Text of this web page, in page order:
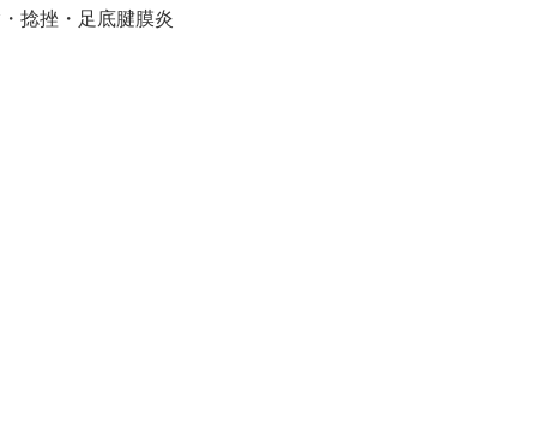
捻挫・足底腱膜炎